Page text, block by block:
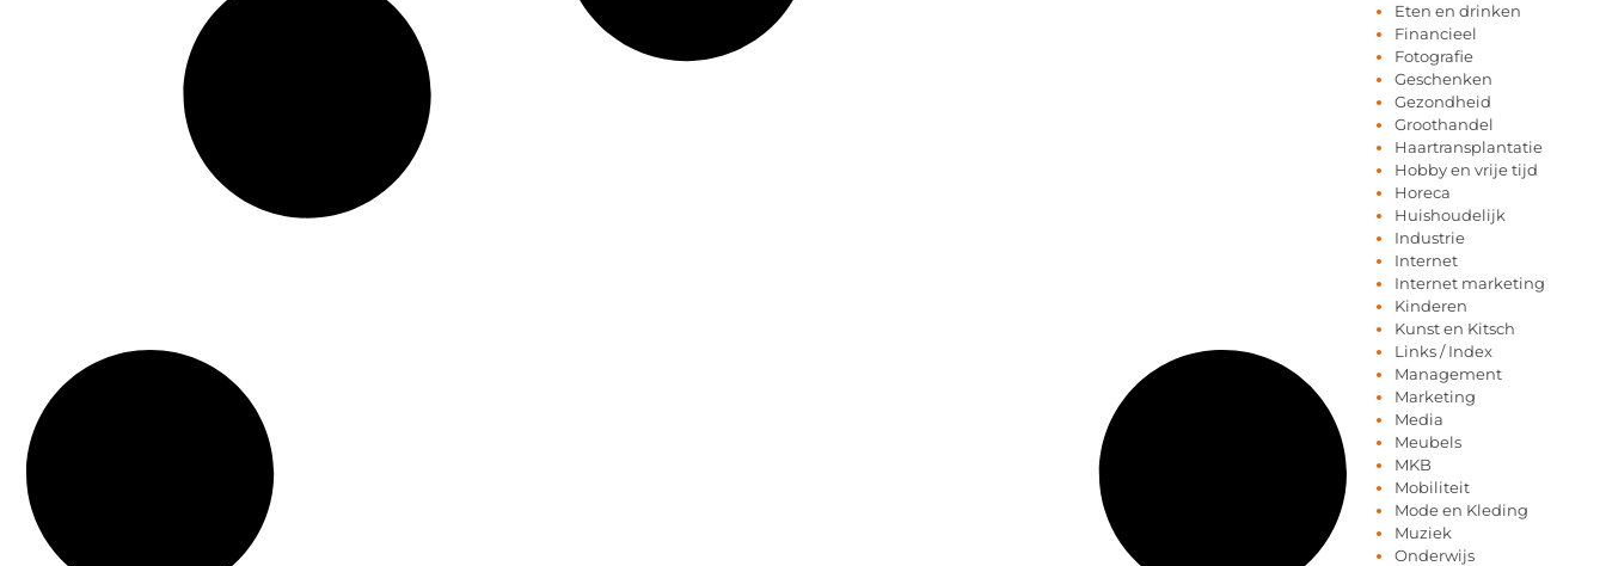
Eten en drinken
Financieel
Fotografie
Geschenken
Gezondheid
Groothandel
Haartransplantatie
Hobby en vrije tijd
Horeca
Huishoudelijk
Industrie
Internet
Internet marketing
Kinderen
Kunst en Kitsch
Links / Index
Management
Marketing
Media
Meubels
MKB
Mobiliteit
Mode en Kleding
Muziek
Onderwijs